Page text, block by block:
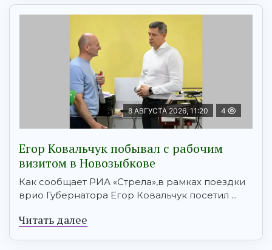
8 АВГУСТА 2026, 11:20 4
Егор Ковальчук побывал с рабочим
визитом в Новозыбкове
Как сообщает РИА «Стрела»,в рамках поездки
врио Губернатора Егор Ковальчук посетил ...
Читать далее